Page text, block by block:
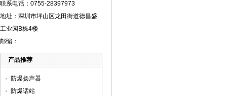
联系电话：0755-28397973
地址：深圳市坪山区龙田街道德昌盛
工业园B栋4楼
邮编：
产品推荐
防爆扬声器
防爆话站